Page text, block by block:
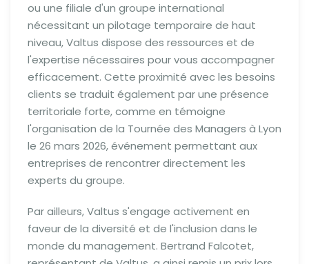
ou une filiale d'un groupe international
nécessitant un pilotage temporaire de haut
niveau, Valtus dispose des ressources et de
l'expertise nécessaires pour vous accompagner
efficacement. Cette proximité avec les besoins
clients se traduit également par une présence
territoriale forte, comme en témoigne
l'organisation de la Tournée des Managers à Lyon
le 26 mars 2026, événement permettant aux
entreprises de rencontrer directement les
experts du groupe.
Par ailleurs, Valtus s'engage activement en
faveur de la diversité et de l'inclusion dans le
monde du management. Bertrand Falcotet,